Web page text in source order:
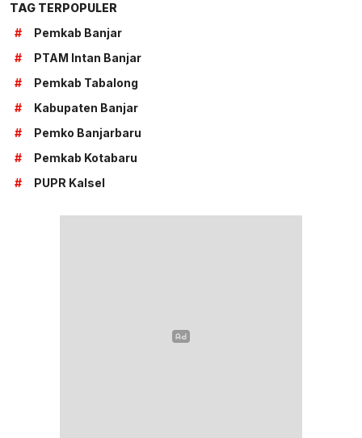
TAG TERPOPULER
#
Pemkab Banjar
#
PTAM Intan Banjar
#
Pemkab Tabalong
#
Kabupaten Banjar
#
Pemko Banjarbaru
#
Pemkab Kotabaru
#
PUPR Kalsel